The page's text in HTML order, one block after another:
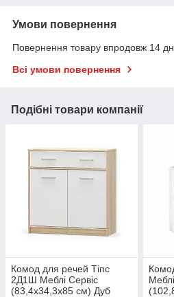
Умови повернення
Повернення товару впродовж 14
Всі умови повернення
Подібні товари компанії
Комод для речей Тіпс
2Д1Ш Меблі Сервіс
(83,4х34,3х85 см) Дуб